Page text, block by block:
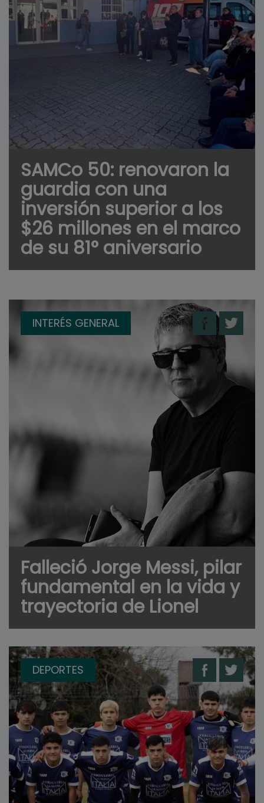
SAMCo 50: renovaron la
guardia con una
inversión superior a los
$26 millones en el marco
de su 81° aniversario
INTERÉS GENERAL
Falleció Jorge Messi, pilar
fundamental en la vida y
trayectoria de Lionel
DEPORTES